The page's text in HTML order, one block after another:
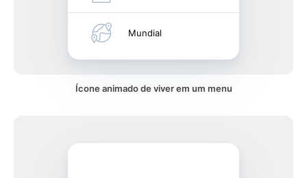
Mundial
Ícone animado de viver em um menu